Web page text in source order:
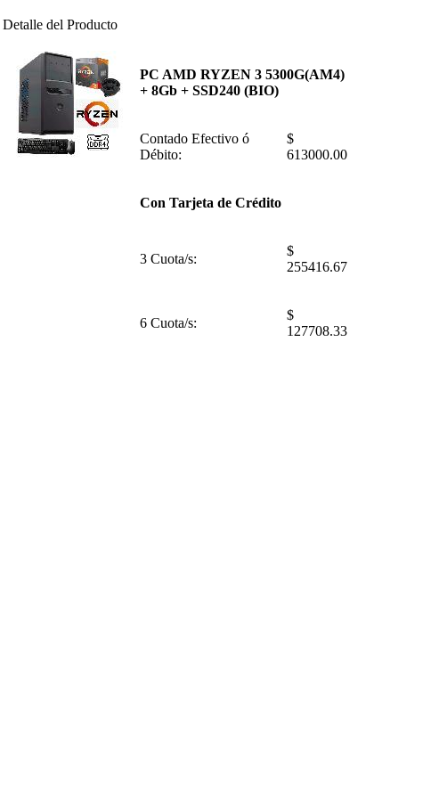
Detalle del Producto
PC AMD RYZEN 3 5300G(AM4)
+ 8Gb + SSD240 (BIO)
Contado Efectivo ó
Débito:
$
613000.00
Con Tarjeta de Crédito
3 Cuota/s:
$
255416.67
6 Cuota/s:
$
127708.33